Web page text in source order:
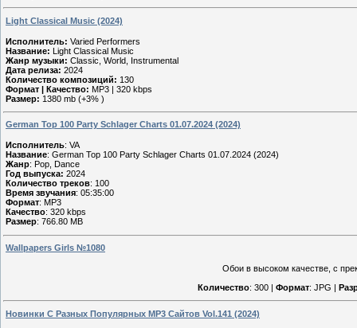
Light Classical Music (2024)
Исполнитель: Varied Performers
Название: Light Classical Music
Жанр музыки: Classic, World, Instrumental
Дата релиза: 2024
Количество композиций: 130
Формат | Качество: MP3 | 320 kbps
Размер: 1380 mb (+3% )
German Top 100 Party Schlager Charts 01.07.2024 (2024)
Исполнитель: VA
Название: German Top 100 Party Schlager Charts 01.07.2024 (2024)
Жанр: Pop, Dance
Год выпуска: 2024
Количество треков: 100
Время звучания: 05:35:00
Формат: MP3
Качество: 320 kbps
Размер: 766.80 MB
Wallpapers Girls №1080
Обои в высоком качестве, с
Количество: 300 | Формат: JPG |
Новинки С Разных Популярных MP3 Сайтов Vol.141 (2024)